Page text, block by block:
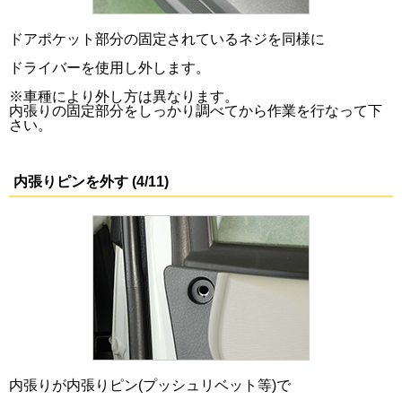
ドアポケット部分の固定されているネジを同様に
ドライバーを使用し外します。
※車種により外し方は異なります。
内張りの固定部分をしっかり調べてから作業を行なって下
さい。
内張りピンを外す (4/11)
内張りが内張りピン(プッシュリベット等)で